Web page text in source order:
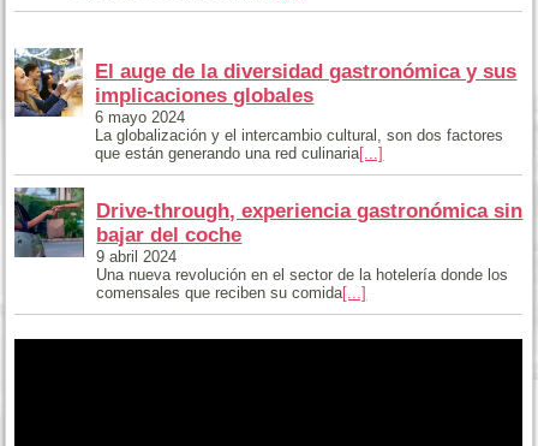
El auge de la diversidad gastronómica y sus
implicaciones globales
6 mayo 2024
La globalización y el intercambio cultural, son dos factores
que están generando una red culinaria[...]
Drive-through, experiencia gastronómica sin
bajar del coche
9 abril 2024
Una nueva revolución en el sector de la hotelería donde los
comensales que reciben su comida[...]